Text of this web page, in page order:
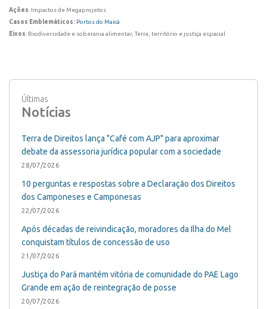
Ações: Impactos de Megaprojetos
Casos Emblemáticos: Portos do Maicá
Eixos: Biodiversidade e soberania alimentar, Terra, território e justiça espacial
Últimas
Notícias
Terra de Direitos lança "Café com AJP" para aproximar
debate da assessoria jurídica popular com a sociedade
28/07/2026
10 perguntas e respostas sobre a Declaração dos Direitos
dos Camponeses e Camponesas
22/07/2026
Após décadas de reivindicação, moradores da Ilha do Mel
conquistam títulos de concessão de uso
21/07/2026
Justiça do Pará mantém vitória de comunidade do PAE Lago
Grande em ação de reintegração de posse
20/07/2026